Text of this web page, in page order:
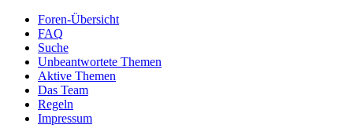
Foren-Übersicht
FAQ
Suche
Unbeantwortete Themen
Aktive Themen
Das Team
Regeln
Impressum